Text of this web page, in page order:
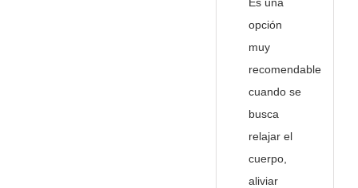
opción
muy
recomendable
cuando se
busca
relajar el
cuerpo,
aliviar